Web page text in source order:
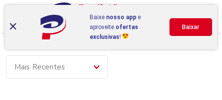
Mais Recentes
Baixe nosso app e
aproveite ofertas
exclusivas!
Baixar